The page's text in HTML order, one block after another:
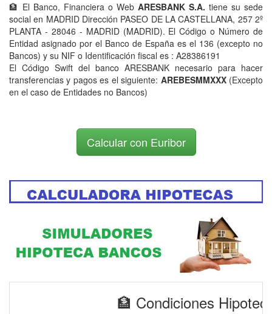
🏦 El Banco, Financiera o Web ARESBANK S.A. tiene su sede
social en MADRID Dirección PASEO DE LA CASTELLANA, 257 2º
PLANTA - 28046 - MADRID (MADRID). El Código o Número de
Entidad asignado por el Banco de España es el 136 (excepto no
Bancos) y su NIF o Identificación fiscal es : A28386191
El Código Swift del banco ARESBANK necesario para hacer
transferencias y pagos es el siguiente: AREBESMMXXX(Excepto
en el caso de Entidades no Bancos)
Calcular con Euribor
🏦 Condiciones